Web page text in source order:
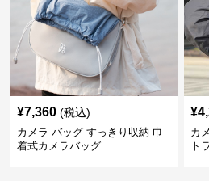
¥7,360 (税込)
カメラ バッグ すっきり収納 巾
着式カメラバッグ
¥
カ
ト